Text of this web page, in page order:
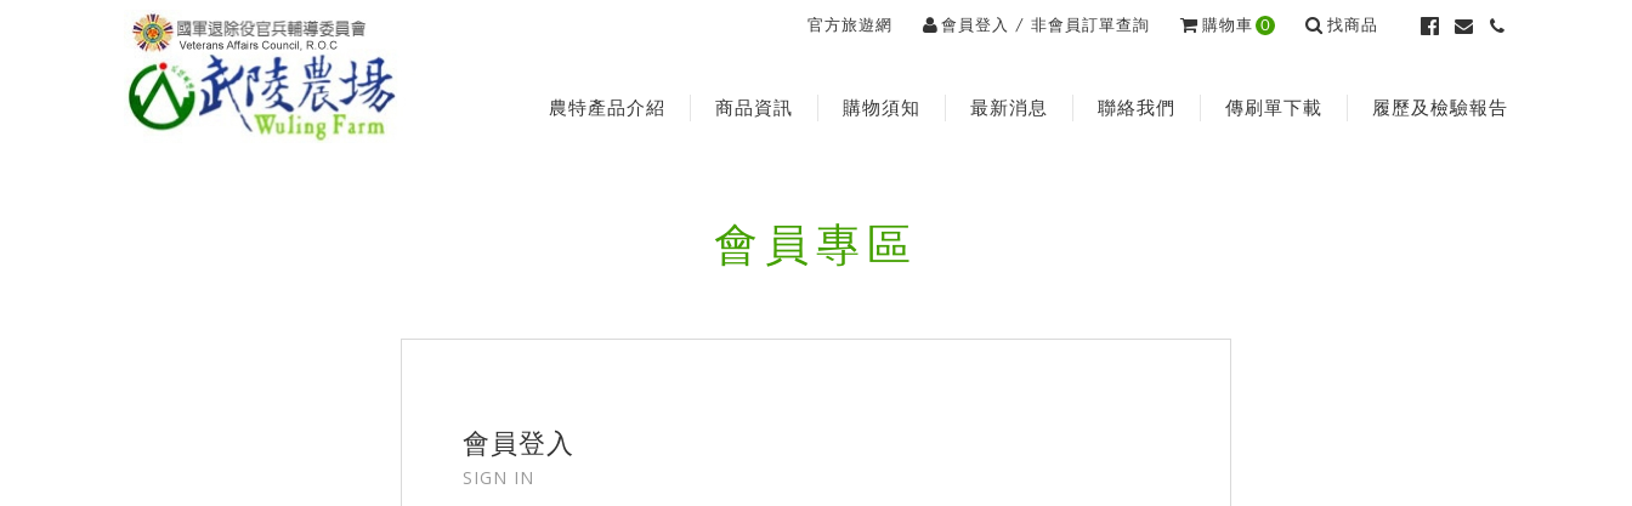
官方旅遊網 會員登入 / 非會員訂單查詢 購物車 0 找商品
農特產品介紹 商品資訊 購物須知 最新消息 聯絡我們 傳刷單下載 履歷及檢驗報告
會員專區
會員登入
SIGN IN